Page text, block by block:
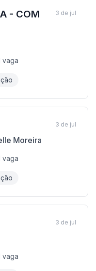
- COM
vaga
3 de jul
Moreira
vaga
3 de jul
vaga
3 de jul